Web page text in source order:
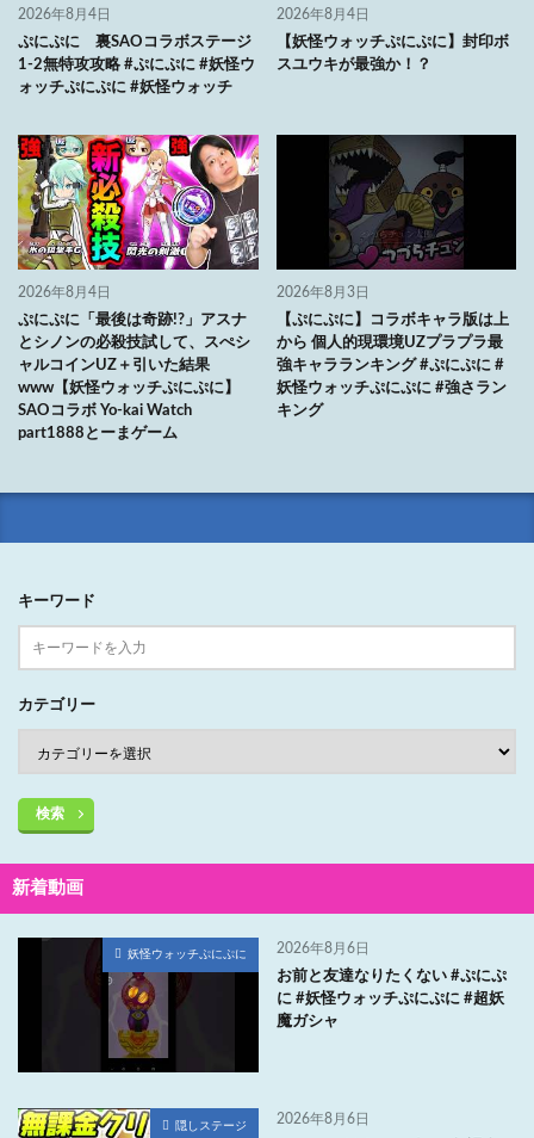
2026年8月4日
ぷにぷに 裏SAOコラボステージ
1-2無特攻攻略 #ぷにぷに #妖怪ウ
ォッチぷにぷに #妖怪ウォッチ
2026年8月4日
【妖怪ウォッチぷにぷに】封印ボ
スユウキが最強か！？
2026年8月4日
ぷにぷに「最後は奇跡!?」アスナ
とシノンの必殺技試して、スぺシ
ャルコインUZ＋引いた結果
www【妖怪ウォッチぷにぷに】
SAOコラボ Yo-kai Watch
part1888とーまゲーム
2026年8月3日
【ぷにぷに】コラボキャラ版は上
から 個人的現環境UZプラプラ最
強キャラランキング #ぷにぷに #
妖怪ウォッチぷにぷに #強さラン
キング
キーワード
カテゴリー
検索
新着動画
妖怪ウォッチぷにぷに 2026年8月6日
お前と友達なりたくない #ぷにぷ
に #妖怪ウォッチぷにぷに #超妖
魔ガシャ
隠しステージ 2026年8月6日